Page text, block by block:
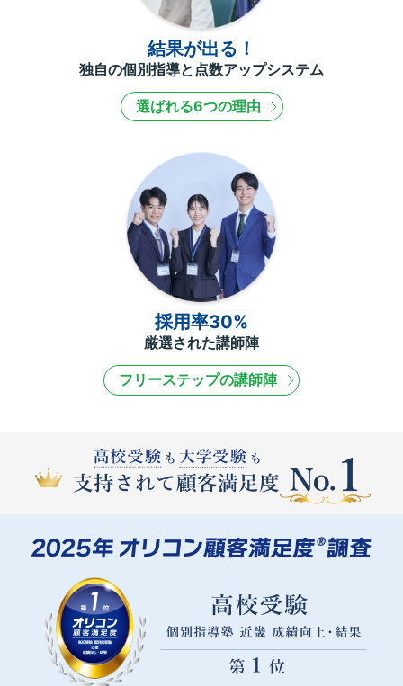
結果が出る！
独自の個別指導と点数アップシステム
選ばれる6つの理由
採用率30%
厳選された講師陣
フリーステップの講師陣